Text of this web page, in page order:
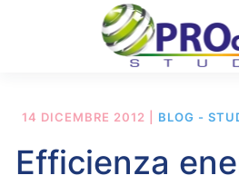
14 DICEMBRE 2012 BLOG -
Efficienza